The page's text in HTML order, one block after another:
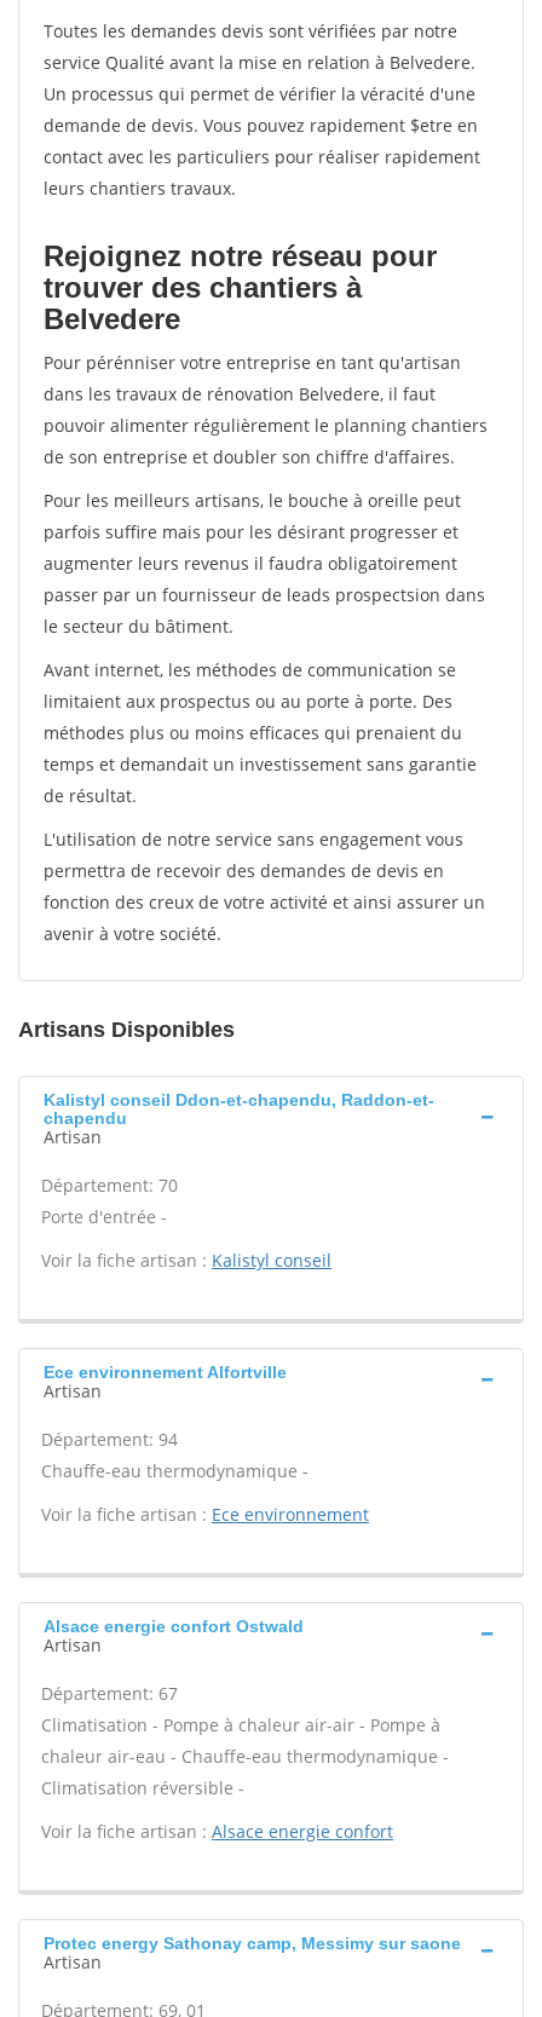
Toutes les demandes devis sont vérifiées par notre
service Qualité avant la mise en relation à Belvedere.
Un processus qui permet de vérifier la véracité d'une
demande de devis. Vous pouvez rapidement $etre en
contact avec les particuliers pour réaliser rapidement
leurs chantiers travaux.
Rejoignez notre réseau pour
trouver des chantiers à
Belvedere
Pour pérénniser votre entreprise en tant qu'artisan
dans les travaux de rénovation Belvedere, il faut
pouvoir alimenter régulièrement le planning chantiers
de son entreprise et doubler son chiffre d'affaires.
Pour les meilleurs artisans, le bouche à oreille peut
parfois suffire mais pour les désirant progresser et
augmenter leurs revenus il faudra obligatoirement
passer par un fournisseur de leads prospectsion dans
le secteur du bâtiment.
Avant internet, les méthodes de communication se
limitaient aux prospectus ou au porte à porte. Des
méthodes plus ou moins efficaces qui prenaient du
temps et demandait un investissement sans garantie
de résultat.
L'utilisation de notre service sans engagement vous
permettra de recevoir des demandes de devis en
fonction des creux de votre activité et ainsi assurer un
avenir à votre société.
Artisans Disponibles
Kalistyl conseil Ddon-et-chapendu, Raddon-et-
chapendu
Artisan
Département: 70
Porte d'entrée -
Voir la fiche artisan : Kalistyl conseil
Ece environnement Alfortville
Artisan
Département: 94
Chauffe-eau thermodynamique -
Voir la fiche artisan : Ece environnement
Alsace energie confort Ostwald
Artisan
Département: 67
Climatisation - Pompe à chaleur air-air - Pompe à
chaleur air-eau - Chauffe-eau thermodynamique -
Climatisation réversible -
Voir la fiche artisan : Alsace energie confort
Protec energy Sathonay camp, Messimy sur saone
Artisan
Département: 69, 01